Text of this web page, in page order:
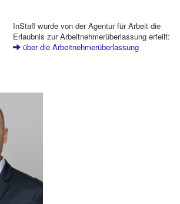
InStaff wurde von der Agentur für Arbeit die
Erlaubnis zur Arbeitnehmerüberlassung erteilt:
über die Arbeitnehmerüberlassung